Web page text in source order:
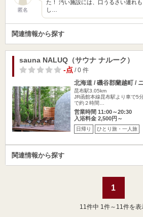
匿名
た！ 汚い施設には、口うるさい連れ
し…
関連情報から探す
sauna NALUQ（サウナ ナルーク）
-点/ 0 件
北海道 / 磯谷郡蘭越町 /
昆布駅3.05km
JR函館本線昆布駅より車で5
で約２時間…
営業時間 11:00～20:30
入浴料金 2,500円～
日帰り ひとり旅・一人旅
関連情報から探す
1
11 件中 1件～11件を表